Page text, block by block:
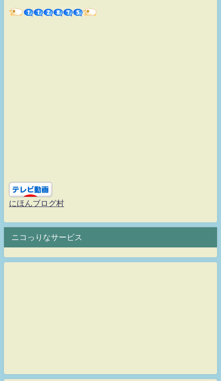
にほんブログ村
ニコっりなサービス